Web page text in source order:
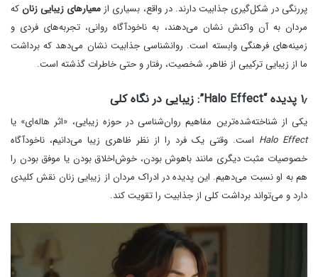
پررنگی در شکل‌گیری جذابیت دارند. در واقع، بسیاری از معیارهای زیبایی زنانکه
مردان به آن واکنش نشان می‌دهند، به ناخودآگاه روانی، تجربه‌های فردی و
زمینه‌های فرهنگی وابسته است. روانشناسی جذابیت نشان می‌دهد که برداشت
ما از زیبایی ترکیبی از ظاهر، شخصیت، رفتار و حتی خاطرات گذشته است.
۱٫ پدیده “Halo Effect”: زیبایی در نگاه کلی
یکی از شناخته‌شده‌ترین مفاهیم روان‌شناسی در حوزه زیبایی، «اثر هاله‌ای» یا
Halo Effect است. وقتی یک فرد را از نظر ظاهری زیبا می‌دانیم، ناخودآگاه
خصوصیات مثبت دیگری مانند باهوش بودن، خوش‌اخلاق بودن یا موفق بودن را
هم به او نسبت می‌دهیم. این پدیده در ادراک مردان از زیبایی زنان نقش کلیدی
دارد و می‌تواند برداشت کلی از جذابیت را تقویت کند.